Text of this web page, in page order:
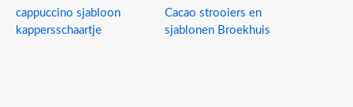
cappuccino sjabloon
kappersschaartje
Cacao strooiers en
sjablonen Broekhuis